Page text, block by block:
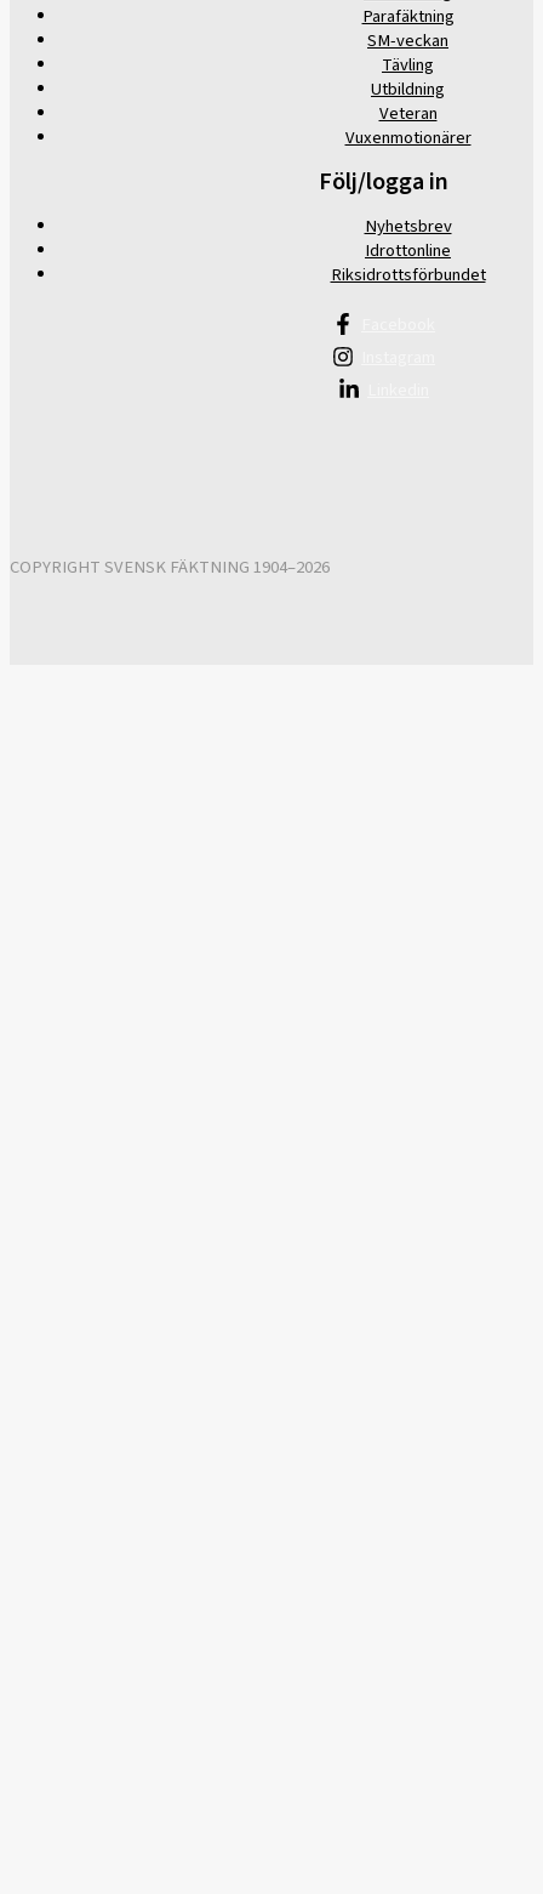
Parafäktning
SM-veckan
Tävling
Utbildning
Veteran
Vuxenmotionärer
Följ/logga in
Nyhetsbrev
Idrottonline
Riksidrottsförbundet
COPYRIGHT SVENSK FÄKTNING 1904–2026